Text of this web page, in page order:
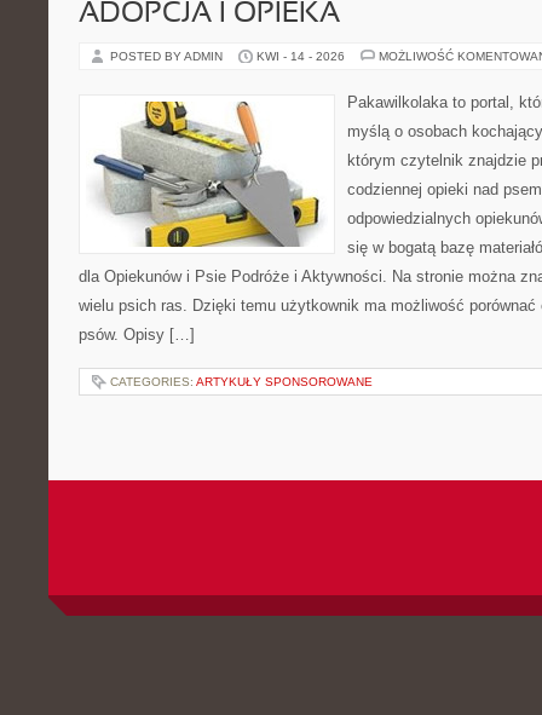
ADOPCJA I OPIEKA
POSTED BY ADMIN KWI - 14 - 2026 MOŻLIWOŚĆ
Pakawilkolaka to portal,
myślą o osobach
którym czytelnik znajdzie
codziennej opieki nad
odpowiedzialnych
się w bogatą bazę
dla Opiekunów i Psie Podróże i Aktywności. Na stronie można
wielu psich ras. Dzięki temu użytkownik ma możliwość
psów. Opisy […]
CATEGORIES: ARTYKUŁY SPONSOROWANE